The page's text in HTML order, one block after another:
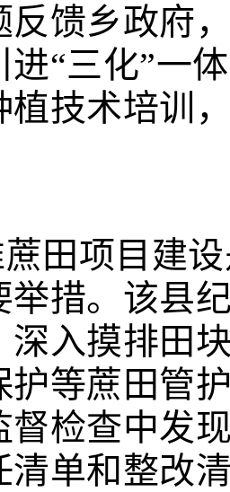
反馈乡政府
进“三化”一
植技术培训
田项目建
举措。该县
深入摸排田
护等蔗田管
督检查中发
清单和整改